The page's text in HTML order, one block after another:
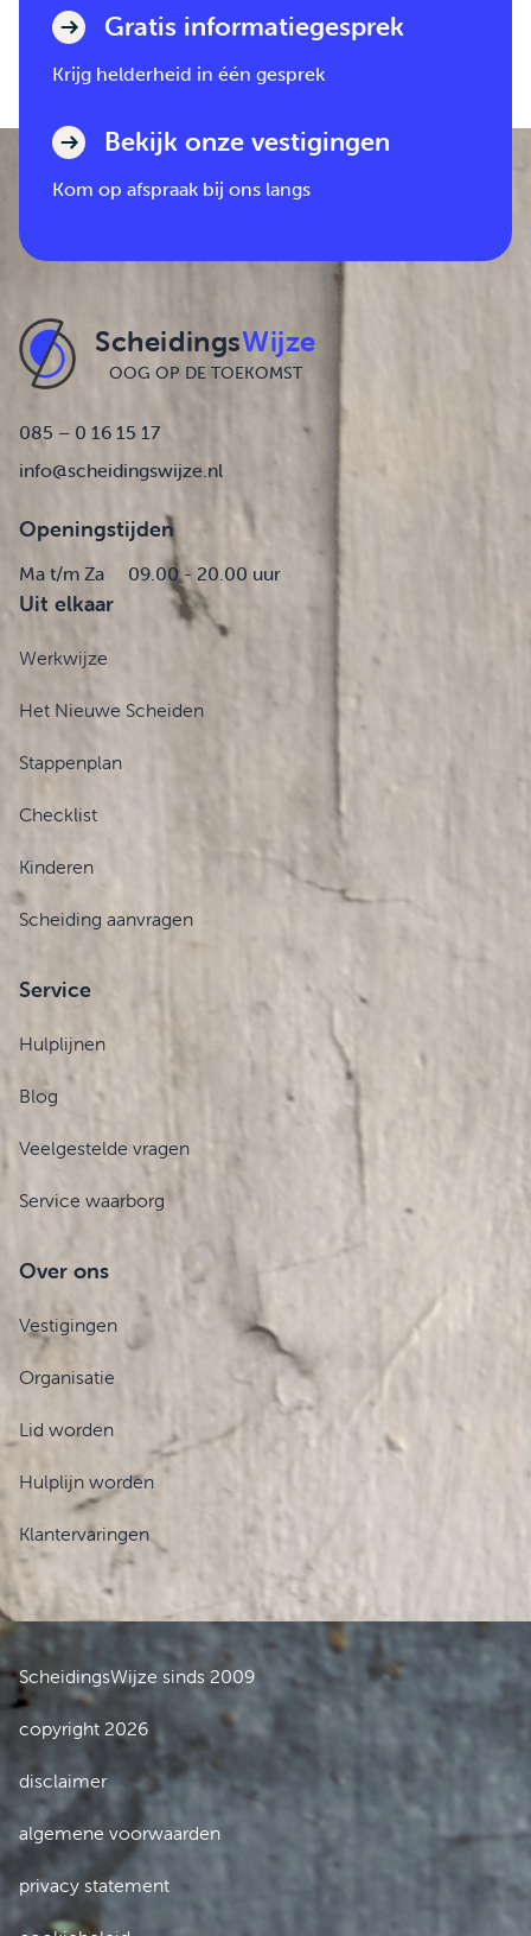
Gratis informatiegesprek
Krijg helderheid in één gesprek
Bekijk onze vestigingen
Kom op afspraak bij ons langs
ScheidingsWijze
OOG OP DE TOEKOMST
085 – 0 16 15 17
info@scheidingswijze.nl
Openingstijden
Ma t/m Za 09.00 - 20.00 uur
Uit elkaar
Werkwijze
Het Nieuwe Scheiden
Stappenplan
Checklist
Kinderen
Scheiding aanvragen
Service
Hulplijnen
Blog
Veelgestelde vragen
Service waarborg
Over ons
Vestigingen
Organisatie
Lid worden
Hulplijn worden
Klantervaringen
ScheidingsWijze sinds 2009
copyright 2026
disclaimer
algemene voorwaarden
privacy statement